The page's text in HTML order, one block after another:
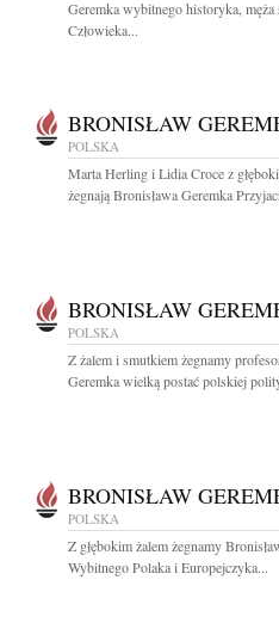
Geremka wybitnego historyka, męża
Człowieka...
BRONISŁAW
POLSKA
Marta Herling i Lidia Croce z
żegnają Bronisława Geremka
BRONISŁAW
POLSKA
Z żalem i smutkiem żegnamy
Geremka wielką postać polskiej
BRONISŁAW
POLSKA
Z głębokim żalem żegnamy
Wybitnego Polaka i Europejczyka...